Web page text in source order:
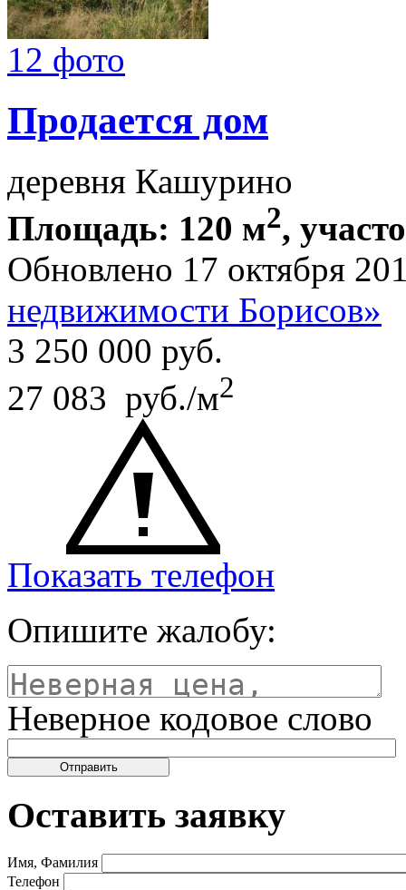
12 фото
Продается дом
деревня Кашурино
Площадь: 120 м2,
Обновлено 17 октября
недвижимости Борисов»
3 250 000 руб.
27 083 руб./м2
Показать телефон
Опишите жалобу:
Неверное кодовое слово
Оставить заявку
Имя, Фамилия
Телефон